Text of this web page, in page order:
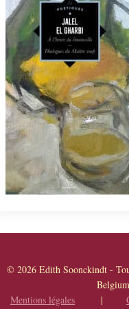
© 2026 Edith Soonckindt
Mentions légales |